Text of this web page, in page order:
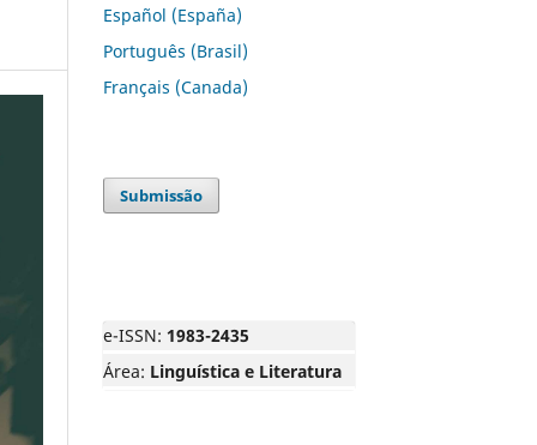
Español (España)
Português (Brasil)
Français (Canada)
Submissão
e-ISSN: 1983-2435
Área: Linguística e Literatura